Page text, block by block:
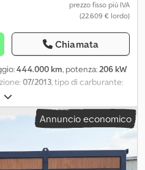
prezzo fisso più IVA
(22.609 € lordo)
Chiamata
444.000 km, potenza: 206 kW
07/2013 , tipo di carburante:
kg
meccanico, classe di
2013, Equipaggiamento:
finestrini elettrici, -Gancio
con testa ad occhione: 14.000
Annuncio economico